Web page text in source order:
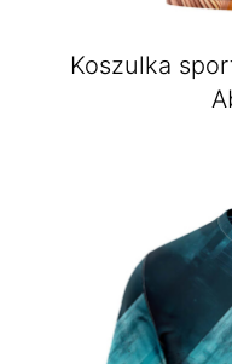
Koszulka